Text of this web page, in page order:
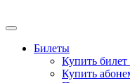
Билеты
Купить
Купить